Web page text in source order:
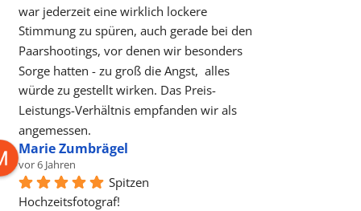
war jederzeit eine wirklich lockere
Stimmung zu spüren, auch gerade bei den
Paarshootings, vor denen wir besonders
Sorge hatten - zu groß die Angst,  alles
würde zu gestellt wirken. Das Preis-
Leistungs-Verhältnis empfanden wir als
angemessen.
Marie Zumbrägel
vor 6 Jahren
Spitzen
Hochzeitsfotograf!